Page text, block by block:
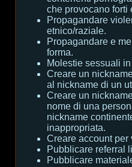
che provocano forti
Propagandare
etnico/raziale.
Propagandare e
forma.
Molestie sessuali
Creare un
al nickname di un
Creare un
nome di una
nickname
inappropriata.
Creare account per
Pubblicare referral
Pubblicare